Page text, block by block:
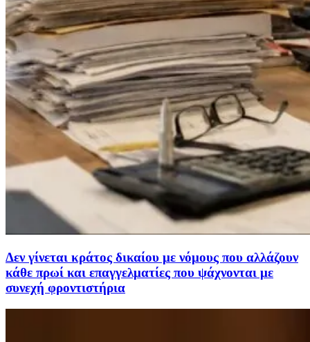
Δεν γίνεται κράτος δικαίου με νόμους που αλλάζουν
κάθε πρωί και επαγγελματίες που ψάχνονται με
συνεχή φροντιστήρια